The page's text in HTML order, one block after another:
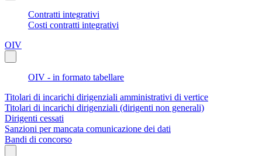
Contratti integrativi
Costi contratti integrativi
OIV
OIV - in formato tabellare
Titolari di incarichi dirigenziali amministrativi di vertice
Titolari di incarichi dirigenziali (dirigenti non generali)
Dirigenti cessati
Sanzioni per mancata comunicazione dei dati
Bandi di concorso